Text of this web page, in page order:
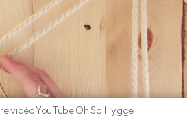
vidéo YouTube Oh So Hygge